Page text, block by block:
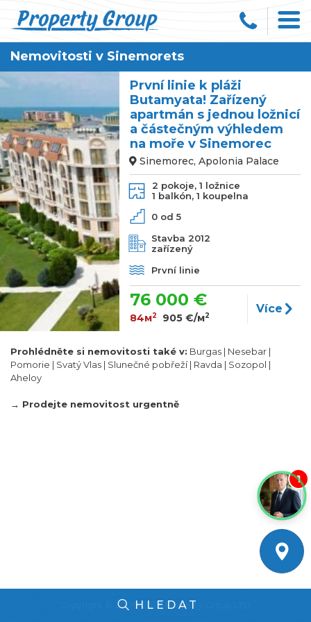
Nemovitosti v Sinemorets
První linie k pláži
Butamyata! Zařízený
apartmán s jednou ložnicí
a částečným výhledem
na moře v Sinemorec
Sinemorec, Apolonia Palace
2 pokoje, 1 ložnice
1 balkón, 1 koupelna
0 od 5
Stavba 2012
zařízený
První linie
76 000 €
84м2 905 €/м2
Více
Prohlédněte si nemovitosti také v: Burgas | Nesebar |
Pomorie | Svatý Vlas | Slunečné pobřeží| Ravda | Sozopol |
Aheloy
→ Prodejte nemovitost urgentně
HLEDAT
Copyright © 2006-2026 Property Group LTD
1